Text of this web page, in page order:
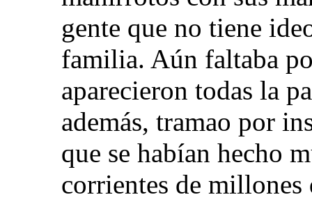
gente que no tiene
familia. Aún faltaba
aparecieron todas la
además, tramao por
que se habían hecho
corrientes de millones